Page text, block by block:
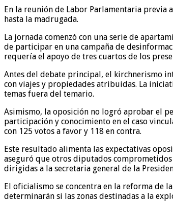
En la reunión de Labor Parlamentaria previa
hasta la madrugada.
La jornada comenzó con una serie de
de participar en una campaña de
requería el apoyo de tres cuartos de los
Antes del debate principal, el kirchnerismo
con viajes y propiedades atribuidas. La
temas fuera del temario.
Asimismo, la oposición no logró aprobar el
participación y conocimiento en el caso
con 125 votos a favor y 118 en contra.
Este resultado alimenta las expectativas
aseguró que otros diputados
dirigidas a la secretaria general de la
El oficialismo se concentra en la reforma de
determinarán si las zonas destinadas a la